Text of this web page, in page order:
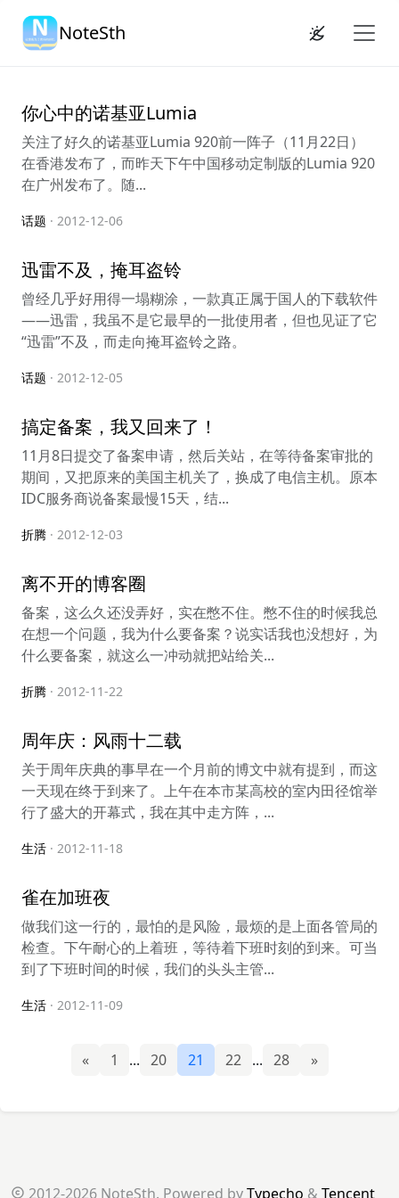
NoteSth
你心中的诺基亚Lumia
关注了好久的诺基亚Lumia 920前一阵子（11月22日）
在香港发布了，而昨天下午中国移动定制版的Lumia 920
在广州发布了。随...
话题 · 2012-12-06
迅雷不及，掩耳盗铃
曾经几乎好用得一塌糊涂，一款真正属于国人的下载软件
——迅雷，我虽不是它最早的一批使用者，但也见证了它
“迅雷”不及，而走向掩耳盗铃之路。
话题 · 2012-12-05
搞定备案，我又回来了！
11月8日提交了备案申请，然后关站，在等待备案审批的
期间，又把原来的美国主机关了，换成了电信主机。原本
IDC服务商说备案最慢15天，结...
折腾 · 2012-12-03
离不开的博客圈
备案，这么久还没弄好，实在憋不住。憋不住的时候我总
在想一个问题，我为什么要备案？说实话我也没想好，为
什么要备案，就这么一冲动就把站给关...
折腾 · 2012-11-22
周年庆：风雨十二载
关于周年庆典的事早在一个月前的博文中就有提到，而这
一天现在终于到来了。上午在本市某高校的室内田径馆举
行了盛大的开幕式，我在其中走方阵，...
生活 · 2012-11-18
雀在加班夜
做我们这一行的，最怕的是风险，最烦的是上面各管局的
检查。下午耐心的上着班，等待着下班时刻的到来。可当
到了下班时间的时候，我们的头头主管...
生活 · 2012-11-09
« 1 ... 20 21 22 ... 28 »
2012-2026 NoteSth. Powered byTypecho & Tencent